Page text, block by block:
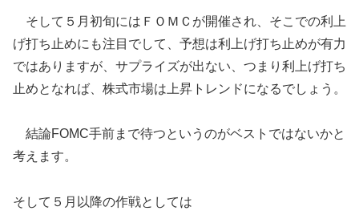
そして５月初旬にはＦＯＭＣが開催され、そこでの利上
げ打ち止めにも注目でして、予想は利上げ打ち止めが有力
ではありますが、サプライズが出ない、つまり利上げ打ち
止めとなれば、株式市場は上昇トレンドになるでしょう。
結論FOMC手前まで待つというのがベストではないかと
考えます。
そして５月以降の作戦としては